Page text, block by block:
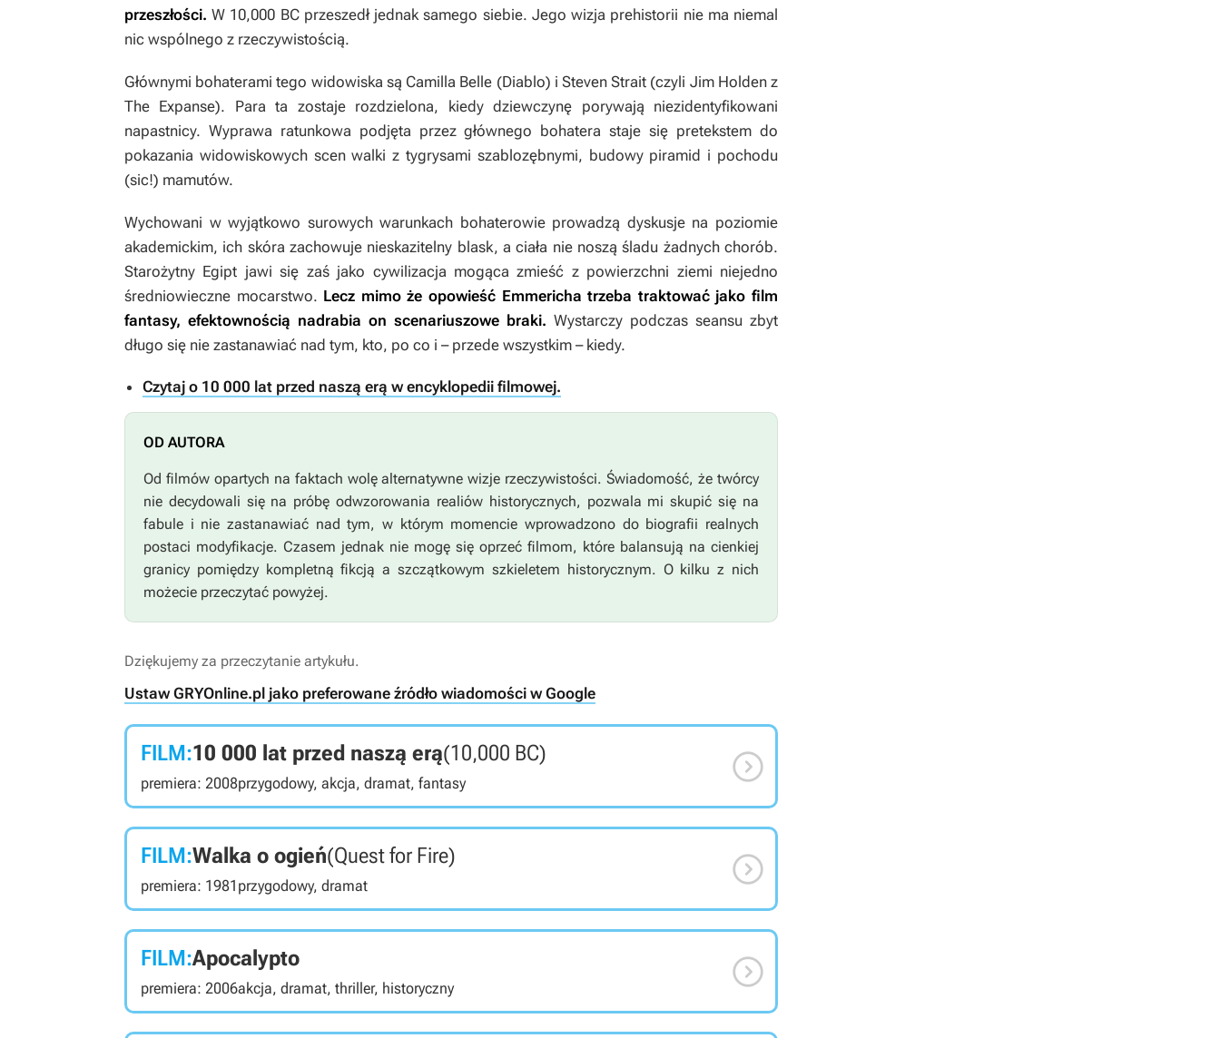
przeszłości. W 10,000 BCprzeszedł jednak samego siebie. Jego wizja prehistorii nie ma niemal
nic wspólnego z rzeczywistością.
Głównymi bohaterami tego widowiska są Camilla Belle (Diablo) i Steven Strait (czyli Jim Holden z
The Expanse). Para ta zostaje rozdzielona, kiedy dziewczynę porywają niezidentyfikowani
napastnicy. Wyprawa ratunkowa podjęta przez głównego bohatera staje się pretekstem do
pokazania widowiskowych scen walki z tygrysami szablozębnymi, budowy piramid i pochodu
(sic!) mamutów.
Wychowani w wyjątkowo surowych warunkach bohaterowie prowadzą dyskusje na poziomie
akademickim, ich skóra zachowuje nieskazitelny blask, a ciała nie noszą śladu żadnych chorób.
Starożytny Egipt jawi się zaś jako cywilizacja mogąca zmieść z powierzchni ziemi niejedno
średniowieczne mocarstwo. Lecz mimo że opowieść Emmericha trzeba traktować jako film
fantasy, efektownością nadrabia on scenariuszowe braki. Wystarczy podczas seansu zbyt
długo się nie zastanawiać nad tym, kto, po co i – przede wszystkim – kiedy.
Czytaj o 10 000 lat przed naszą erą w encyklopedii filmowej.
OD AUTORA
Od filmów opartych na faktach wolę alternatywne wizje rzeczywistości. Świadomość, że twórcy
nie decydowali się na próbę odwzorowania realiów historycznych, pozwala mi skupić się na
fabule i nie zastanawiać nad tym, w którym momencie wprowadzono do biografii realnych
postaci modyfikacje. Czasem jednak nie mogę się oprzeć filmom, które balansują na cienkiej
granicy pomiędzy kompletną fikcją a szczątkowym szkieletem historycznym. O kilku z nich
możecie przeczytać powyżej.
Dziękujemy za przeczytanie artykułu.
Ustaw GRYOnline.pl jako preferowane źródło wiadomości w Google
FILM:10 000 lat przed naszą erą(10,000 BC)
premiera: 2008przygodowy, akcja, dramat, fantasy 
FILM:Walka o ogień(Quest for Fire)
premiera: 1981 przygodowy, dramat 
FILM:Apocalypto
premiera: 2006akcja, dramat, thriller, historyczny 